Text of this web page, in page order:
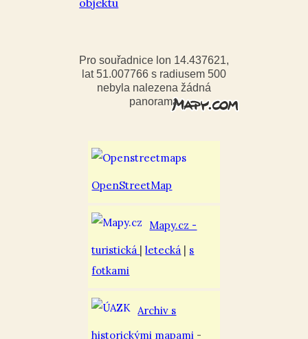
Pro souřadnice lon 14.437621,
lat 51.007766 s radiusem 500
nebyla nalezena žádná
panorama
OpenStreetMap
Mapy.cz -
turistická |letecká | s
fotkami
Archiv s
historickými mapami -